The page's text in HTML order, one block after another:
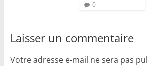
0
Laisser un commentaire
Votre adresse e-mail ne sera pas